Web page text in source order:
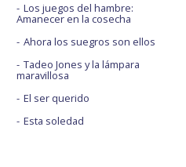
Los juegos del hambre:
Amanecer en la cosecha
Ahora los suegros son ellos
Tadeo Jones y la lámpara
maravillosa
El ser querido
Esta soledad